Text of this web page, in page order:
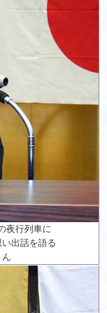
夜行列車に
出話を語る